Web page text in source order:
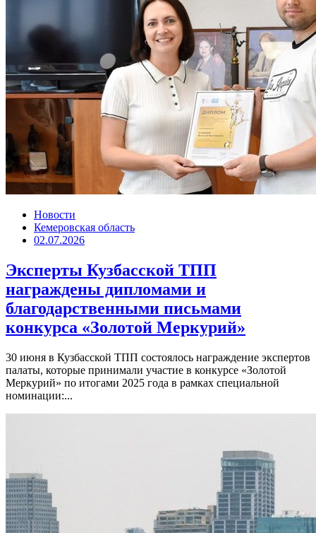
Новости
Кемеровская область
02.07.2026
Эксперты Кузбасской ТПП
награждены дипломами и
благодарственными письмами
конкурса «Золотой Меркурий»
30 июня в Кузбасской ТПП состоялось награждение экспертов
палаты, которые принимали участие в конкурсе «Золотой
Меркурий» по итогами 2025 года в рамках специальной
номинации:...